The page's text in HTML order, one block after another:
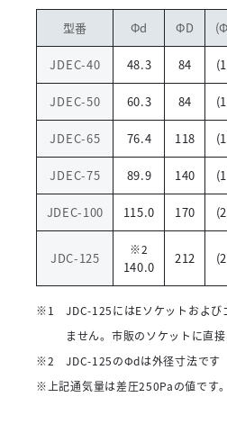
型番 Φd ΦD
JDEC-40 48.3 84
JDEC-50 60.3 84
JDEC-65 76.4 118
JDEC-75 89.9 140
JDEC-100 115.0 170
JDC-125
※2
140.0
212
※1 JDC-125にはEソケットおよび
ません。市販のソケットに直
※2 JDC-125のΦdは外径寸法です
※上記通気量は差圧250Paの値です。